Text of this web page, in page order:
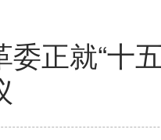
委正就“十